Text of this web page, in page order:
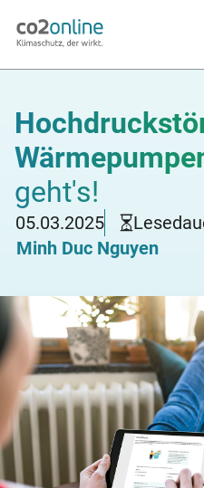
geht's!
05.03.2025
Minh Duc Nguyen